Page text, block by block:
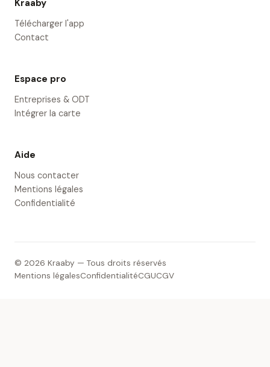
Kraaby
Télécharger l'app
Contact
Espace pro
Entreprises & ODT
Intégrer la carte
Aide
Nous contacter
Mentions légales
Confidentialité
© 2026 Kraaby — Tous droits réservés
Mentions légalesConfidentialitéCGUCGV